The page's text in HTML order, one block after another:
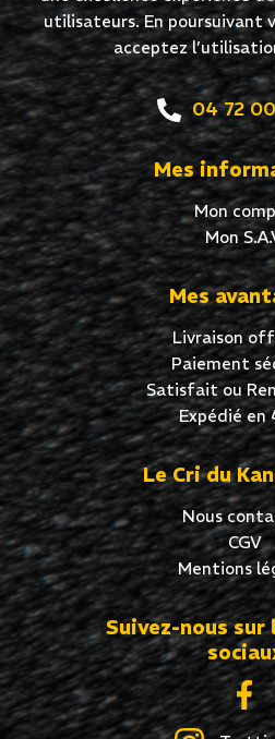
utilisateurs. En poursuivant
acceptez
04 72
Mes
Mon
Mon
Mes
Livraison
Paiement
Satisfait ou
Expédié en
Le Cri du
Nous
CGV
Mentions
Suivez-nous sur